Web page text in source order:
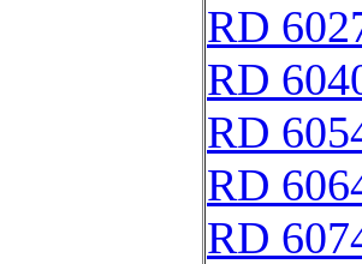
RD
RD
RD
RD
RD